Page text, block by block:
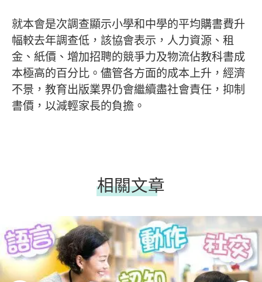
就本會是次調查顯示小學和中學的平均購書費升
幅較去年調查低，該協會表示，人力資源、租
金、紙價、增加招聘的競爭力及物流佔教科書成
本極高的百分比。儘管各方面的成本上升，經濟
不景，教育出版業界仍會繼續盡社會責任，抑制
書價，以減輕家長的負擔。
相關文章